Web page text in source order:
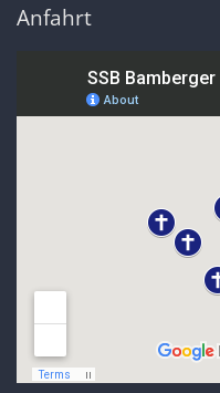
Anfahrt